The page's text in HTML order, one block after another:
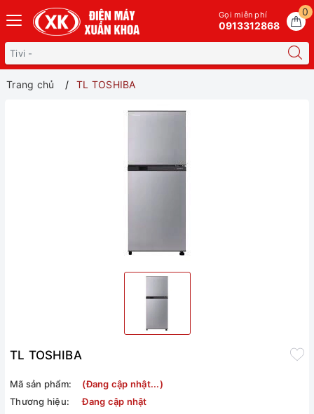
0
Gọi miễn phí
0913312868
Trang chủ TL TOSHIBA
TL TOSHIBA
Mã sản phẩm:
(Đang cập nhật...)
Thương hiệu:
Đang cập nhật